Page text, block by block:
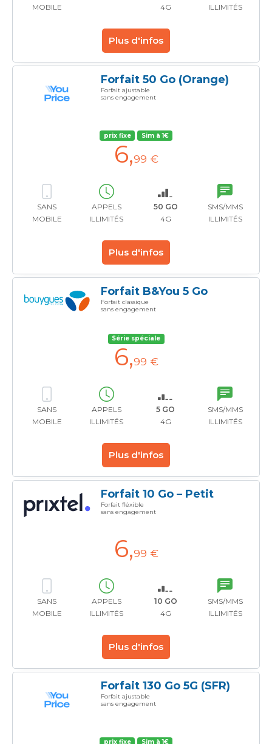
MOBILE
4G
ILLIMITÉS
Plus d'infos
Forfait 50 Go (Orange)
Forfait ajustable
sans engagement
prix fixe Sim à 1€
6,99 €
SANS
MOBILE
APPELS
ILLIMITÉS
50 GO
4G
SMS/MMS
ILLIMITÉS
Plus d'infos
Forfait B&You 5 Go
Forfait classique
sans engagement
Série spéciale
6,99 €
SANS
MOBILE
APPELS
ILLIMITÉS
5 GO
4G
SMS/MMS
ILLIMITÉS
Plus d'infos
Forfait 10 Go – Petit
Forfait fléxible
sans engagement
6,99 €
SANS
MOBILE
APPELS
ILLIMITÉS
10 GO
4G
SMS/MMS
ILLIMITÉS
Plus d'infos
Forfait 130 Go 5G (SFR)
Forfait ajustable
sans engagement
prix fixe Sim à 1€